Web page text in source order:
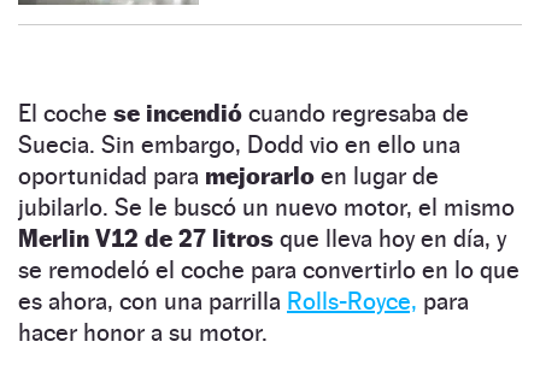
El coche se incendió cuando regresaba de
Suecia. Sin embargo, Dodd vio en ello una
oportunidad para mejorarlo en lugar de
jubilarlo. Se le buscó un nuevo motor, el mismo
Merlin V12 de 27 litros que lleva hoy en día, y
se remodeló el coche para convertirlo en lo que
es ahora, con una parrilla Rolls-Royce, para
hacer honor a su motor.